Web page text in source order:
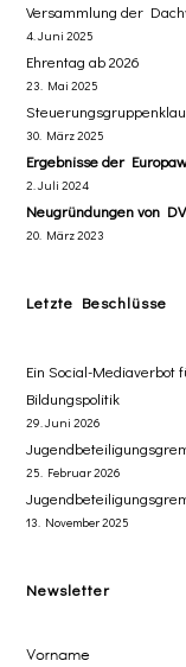
Versammlung der
4. Juni 2025
Ehrentag ab 2026
23. Mai 2025
30. März 2025
Ergebnisse der
2. Juli 2024
Neugründungen von
20. März 2023
Letzte Beschlüsse
​Ein Social-
Bildungspolitik
29. Juni 2026
25. Februar 2026
13. November 2025
Newsletter
Vorname